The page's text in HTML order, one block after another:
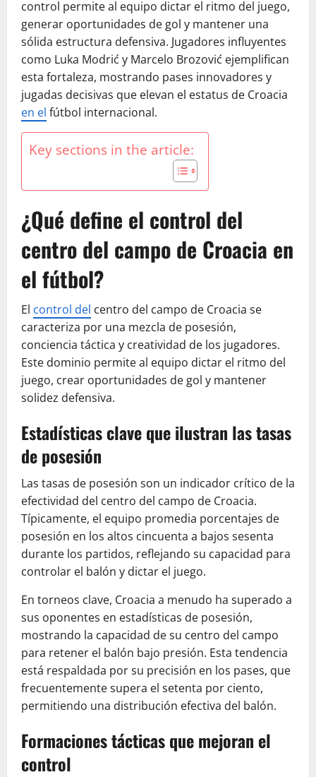
control permite al equipo dictar el ritmo del juego,
generar oportunidades de gol y mantener una
sólida estructura defensiva. Jugadores influyentes
como Luka Modrić y Marcelo Brozović ejemplifican
esta fortaleza, mostrando pases innovadores y
jugadas decisivas que elevan el estatus de Croacia
en el fútbol internacional.
Key sections in the article:
¿Qué define el control del
centro del campo de Croacia en
el fútbol?
El control del centro del campo de Croacia se
caracteriza por una mezcla de posesión,
conciencia táctica y creatividad de los jugadores.
Este dominio permite al equipo dictar el ritmo del
juego, crear oportunidades de gol y mantener
solidez defensiva.
Estadísticas clave que ilustran las tasas
de posesión
Las tasas de posesión son un indicador crítico de la
efectividad del centro del campo de Croacia.
Típicamente, el equipo promedia porcentajes de
posesión en los altos cincuenta a bajos sesenta
durante los partidos, reflejando su capacidad para
controlar el balón y dictar el juego.
En torneos clave, Croacia a menudo ha superado a
sus oponentes en estadísticas de posesión,
mostrando la capacidad de su centro del campo
para retener el balón bajo presión. Esta tendencia
está respaldada por su precisión en los pases, que
frecuentemente supera el setenta por ciento,
permitiendo una distribución efectiva del balón.
Formaciones tácticas que mejoran el
control